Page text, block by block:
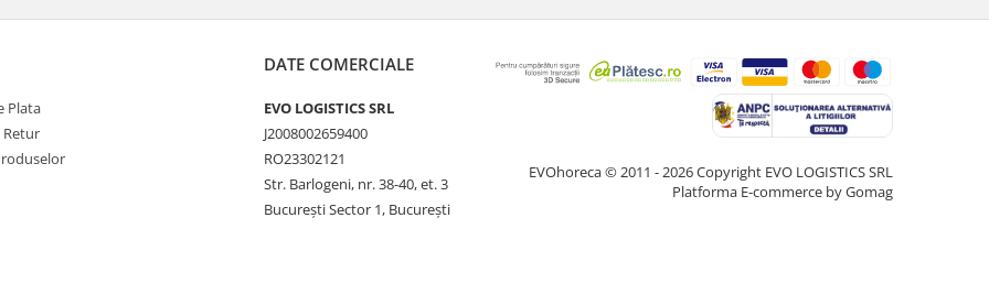
Plata
Retur
DATE COMERCIALE
EVO LOGISTICS SRL
J2008002659400
RO23302121
Str. Barlogeni, nr. 38-40, et. 3
București Sector 1, București
EVOhoreca © 2011 - 2026 Copyright EVO LOGISTICS SRL
Platforma E-commerce by Gomag